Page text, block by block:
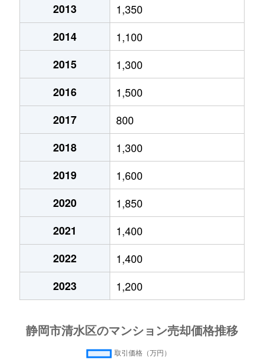
2013
1,350
2014
1,100
2015
1,300
2016
1,500
2017
800
2018
1,300
2019
1,600
2020
1,850
2021
1,400
2022
1,400
2023
1,200